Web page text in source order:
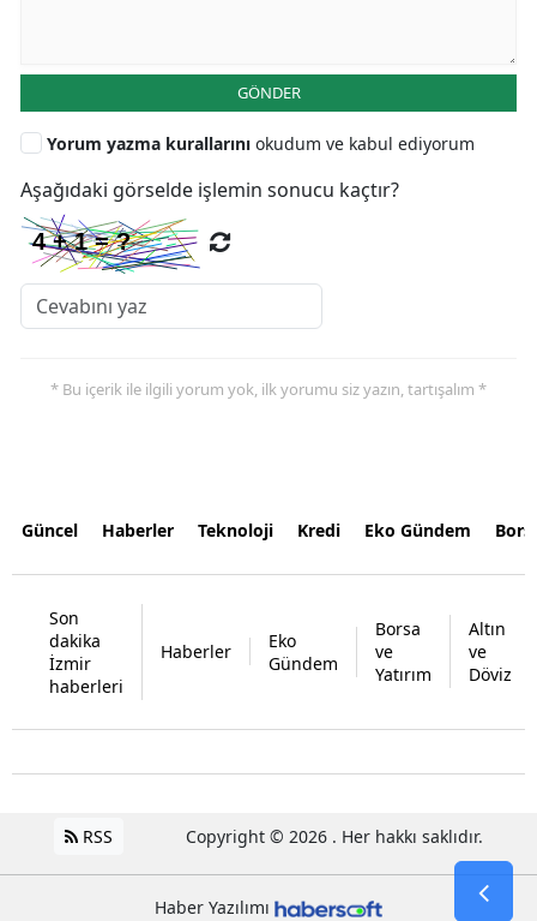
GÖNDER
Yorum yazma kurallarını okudum ve kabul ediyorum
Aşağıdaki görselde işlemin sonucu kaçtır?
* Bu içerik ile ilgili yorum yok, ilk yorumu siz yazın, tartışalım *
Güncel Haberler Teknoloji Kredi Eko Gündem
Son
dakika
İzmir
haberleri
Haberler
Eko
Gündem
Borsa
ve
Yatırım
Altın
ve
Döviz
RSS Copyright © 2026 . Her hakkı saklıdır.
Haber Yazılımı